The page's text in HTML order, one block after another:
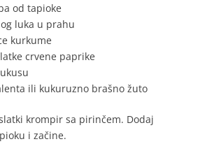
od tapioke
luka u prahu
kurkume
crvene paprike
ili kukuruzno brašno žuto
krompir sa pirinčem. Dodaj
i začine.